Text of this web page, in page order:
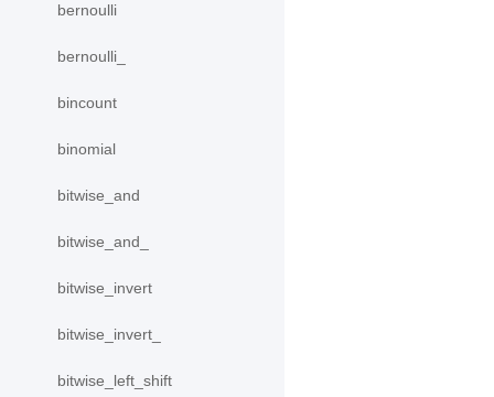
bernoulli
bernoulli_
bincount
binomial
bitwise_and
bitwise_and_
bitwise_invert
bitwise_invert_
bitwise_left_shift